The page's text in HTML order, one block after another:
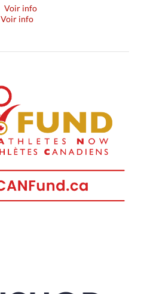
Voir info
Voir info